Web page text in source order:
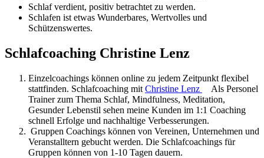
Schlaf verdient, positiv betrachtet zu werden.
Schlafen ist etwas Wunderbares, Wertvolles und
Schützenswertes.
Schlafcoaching Christine Lenz
Einzelcoachings können online zu jedem Zeitpunkt flexibel
stattfinden. Schlafcoaching mit Christine Lenz
Als Personel
Trainer zum Thema Schlaf, Mindfulness, Meditation,
Gesunder Lebenstil sehen meine Kunden im 1:1 Coaching
schnell Erfolge und nachhaltige Verbesserungen.
Gruppen Coachings können von Vereinen, Unternehmen und
Veranstalltern gebucht werden. Die Schlafcoachings für
Gruppen können von 1-10 Tagen dauern.